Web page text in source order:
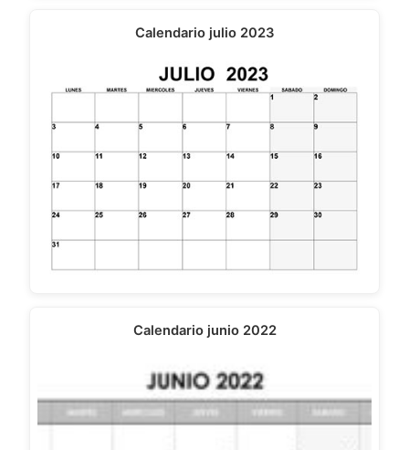
Calendario julio 2023
Calendario junio 2022